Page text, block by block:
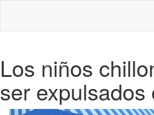
Los niños
ser expulsados